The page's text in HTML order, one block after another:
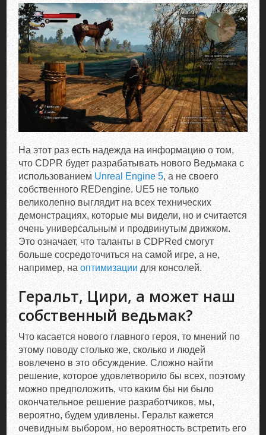
На этот раз есть надежда на информацию о том,
что CDPR будет разрабатывать нового Ведьмака с
использованиемUnreal Engine 5, а не своего
собственного REDengine. UE5 не только
великолепно выглядит на всех технических
демонстрациях, которые мы видели, но и считается
очень универсальным и продвинутым движком.
Это означает, что таланты в CDPRed смогут
больше сосредоточиться на самой игре, а не,
например, наоптимизациидля консолей.
Геральт, Цири, а может наш
собственный ведьмак?
Что касается нового главного героя, то мнений по
этому поводу столько же, сколько и людей
вовлечено в это обсуждение. Сложно найти
решение, которое удовлетворило бы всех, поэтому
можно предположить, что каким бы ни было
окончательное решение разработчиков, мы,
вероятно, будем удивлены. Геральт кажется
очевидным выбором, но вероятность встретить его